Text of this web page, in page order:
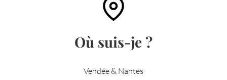
Où suis-je ?
Vendée & Nantes